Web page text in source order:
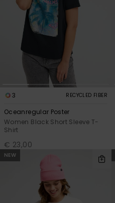
3 RECYCLED FIBER
Oceanregular Poster
Women Black Short Sleeve T-
Shirt
€ 23,00
NEW